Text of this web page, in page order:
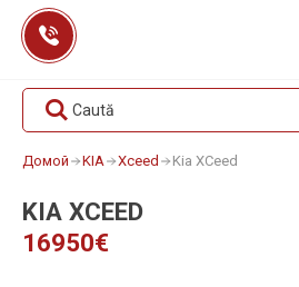
Перейти
содержанию
Caută
Домой KIA Xceed Kia XCeed
KIA XCEED
16950€